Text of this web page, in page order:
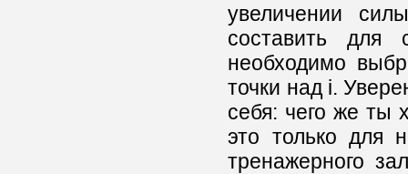
увеличении
составить для
необходимо
точки над i.
себя: чего же ты
это только для
тренажерного